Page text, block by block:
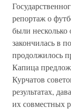
репортаж о
были
закончилась в
продолжилось
Капица
Курчатов
результатах,
их совместных